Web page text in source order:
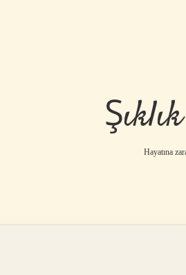
Hayatına